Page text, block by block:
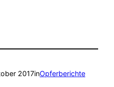
2017inOpferberichte